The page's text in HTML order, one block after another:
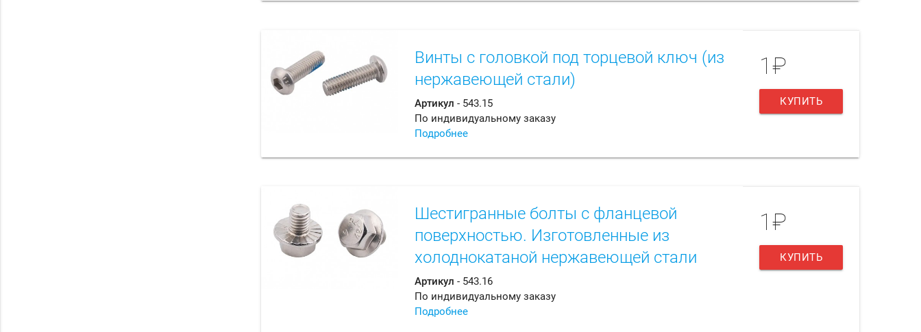
Винты с головкой под торцевой ключ (из
нержавеющей стали)
Артикул - 543.15
По индивидуальному заказу
Подробнее
1₽
КУПИТЬ
Шестигранные болты с фланцевой
поверхностью. Изготовленные из
холоднокатаной нержавеющей стали
Артикул - 543.16
По индивидуальному заказу
Подробнее
1₽
КУПИТЬ